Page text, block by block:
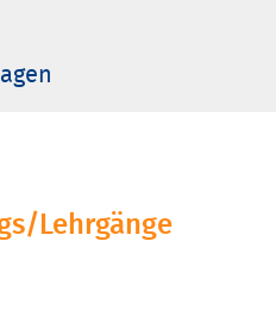
­Lehrgänge